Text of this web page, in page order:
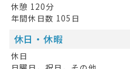
休憩 120分
年間休日数 105日
休日・休暇
休日